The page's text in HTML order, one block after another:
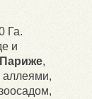
Га.
и
,